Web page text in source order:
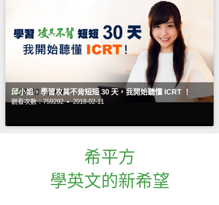
邱小姐，學習攻其不背短短 30 天，我開始聽懂 ICRT ！
觀看次數：759292 • 2018-02-11
希平方
學英文的新希望